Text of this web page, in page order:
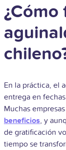
¿Cómo
En la práctica, el
entrega en
Muchas
beneficios, y
de gratificación
tiempo se